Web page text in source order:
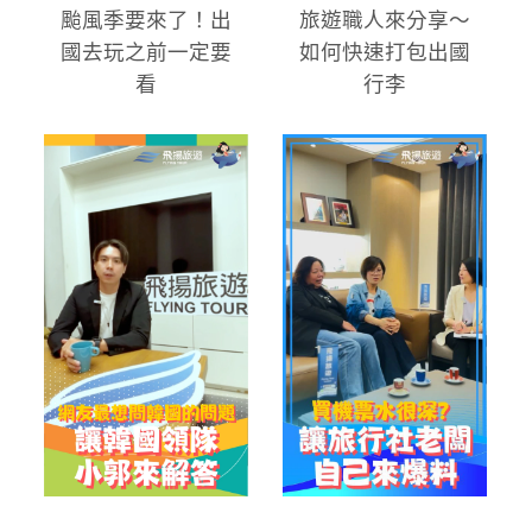
颱風季要來了！出
國去玩之前一定要
看
旅遊職人來分享～
如何快速打包出國
行李